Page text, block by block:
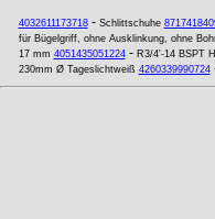
4032611173718- Schlittschuhe
für Bügelgriff, ohne Ausklinkung, ohne
17 mm 4051435051224- R3/4'-14 BSPT
230mm Ø Tageslichtweiß 4260339990724